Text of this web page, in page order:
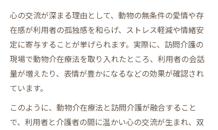
心の交流が深まる理由として、動物の無条件の愛情や存
在感が利用者の孤独感を和らげ、ストレス軽減や情緒安
定に寄与することが挙げられます。実際に、訪問介護の
現場で動物介在療法を取り入れたところ、利用者の会話
量が増えたり、表情が豊かになるなどの効果が確認され
ています。
このように、動物介在療法と訪問介護が融合すること
で、利用者と介護者の間に温かい心の交流が生まれ、双